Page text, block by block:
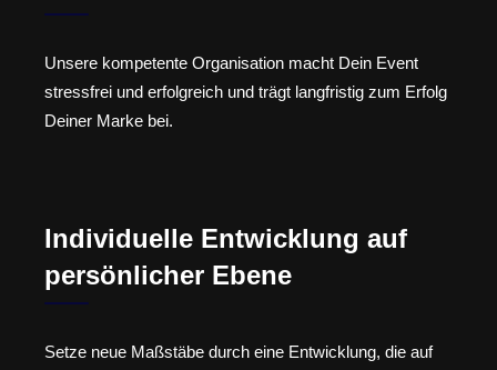
Unsere kompetente Organisation macht Dein Event
stressfrei und erfolgreich und trägt langfristig zum Erfolg
Deiner Marke bei.
Individuelle Entwicklung auf
persönlicher Ebene
Setze neue Maßstäbe durch eine Entwicklung, die auf